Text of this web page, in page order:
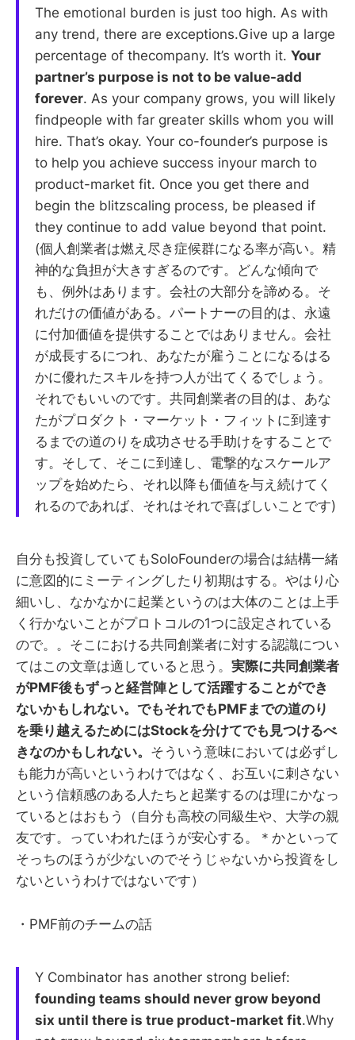
The emotional burden is just too high. As with
any trend, there are exceptions.Give up a large
percentage of thecompany. It’s worth it. Your
partner’s purpose is not to be value-add
forever. As your company grows, you will likely
findpeople with far greater skills whom you will
hire. That’s okay. Your co-founder’s purpose is
to help you achieve success inyour march to
product-market fit. Once you get there and
begin the blitzscaling process, be pleased if
they continue to add value beyond that point.
(個人創業者は燃え尽き症候群になる率が高い。精
神的な負担が大きすぎるのです。どんな傾向で
も、例外はあります。会社の大部分を諦める。そ
れだけの価値がある。パートナーの目的は、永遠
に付加価値を提供することではありません。会社
が成長するにつれ、あなたが雇うことになるはる
かに優れたスキルを持つ人が出てくるでしょう。
それでもいいのです。共同創業者の目的は、あな
たがプロダクト・マーケット・フィットに到達す
るまでの道のりを成功させる手助けをすることで
す。そして、そこに到達し、電撃的なスケールア
ップを始めたら、それ以降も価値を与え続けてく
れるのであれば、それはそれで喜ばしいことです)
自分も投資していてもSoloFounderの場合は結構一緒
に意図的にミーティングしたり初期はする。やはり心
細いし、なかなかに起業というのは大体のことは上手
く行かないことがプロトコルの1つに設定されている
ので。。そこにおける共同創業者に対する認識につい
てはこの文章は適していると思う。 実際に共同創業者
がPMF後もずっと経営陣として活躍することができ
ないかもしれない。でもそれでもPMFまでの道のり
を乗り越えるためにはStockを分けてでも見つけるべ
きなのかもしれない。 そういう意味においては必ずし
も能力が高いというわけではなく、お互いに刺さない
という信頼感のある人たちと起業するのは理にかなっ
ているとはおもう（自分も高校の同級生や、大学の親
友です。っていわれたほうが安心する。＊かといって
そっちのほうが少ないのでそうじゃないから投資をし
ないというわけではないです）
・PMF前のチームの話
Y Combinator has another strong belief:
founding teams should never grow beyond
six until there is true product-market fit.Why